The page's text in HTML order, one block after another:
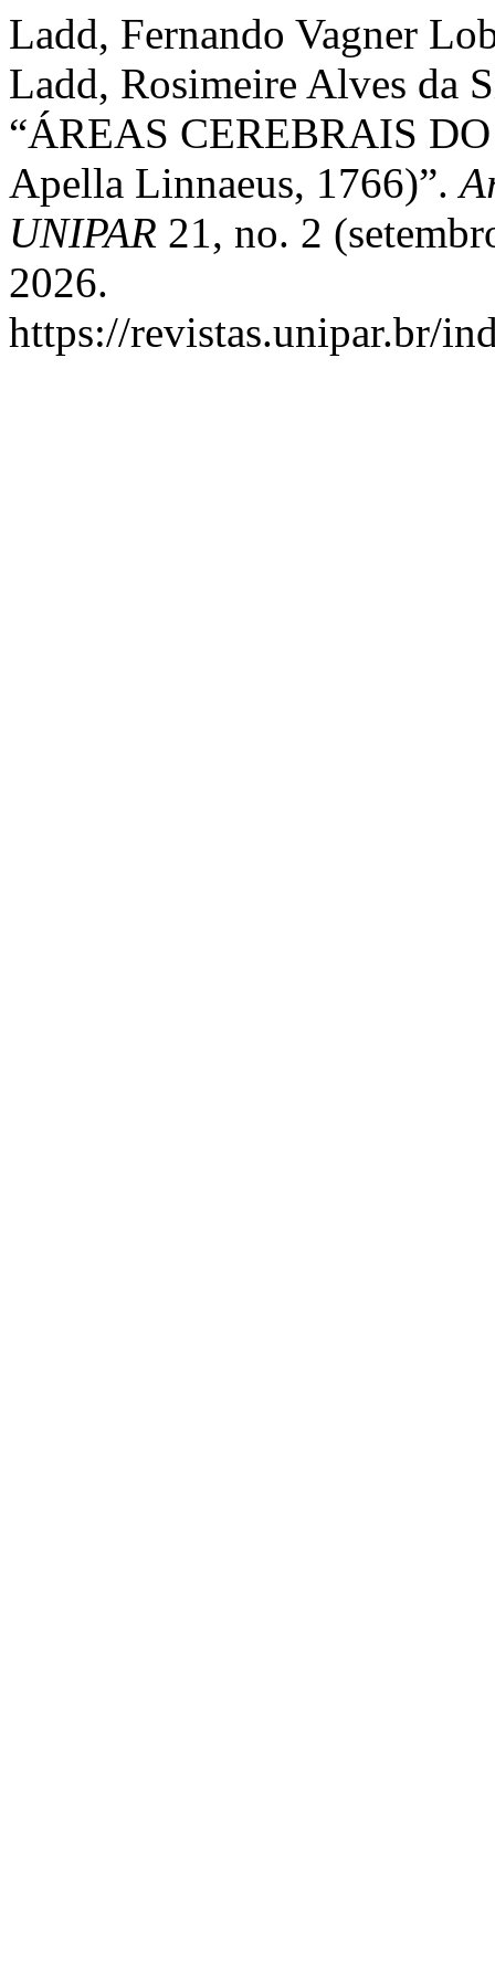
Ladd, Fernando Vagner
Ladd, Rosimeire Alves da
“ÁREAS CEREBRAIS
Apella Linnaeus, 1766)”.
UNIPAR 21, no. 2
2026.
https://revistas.unipar.br/